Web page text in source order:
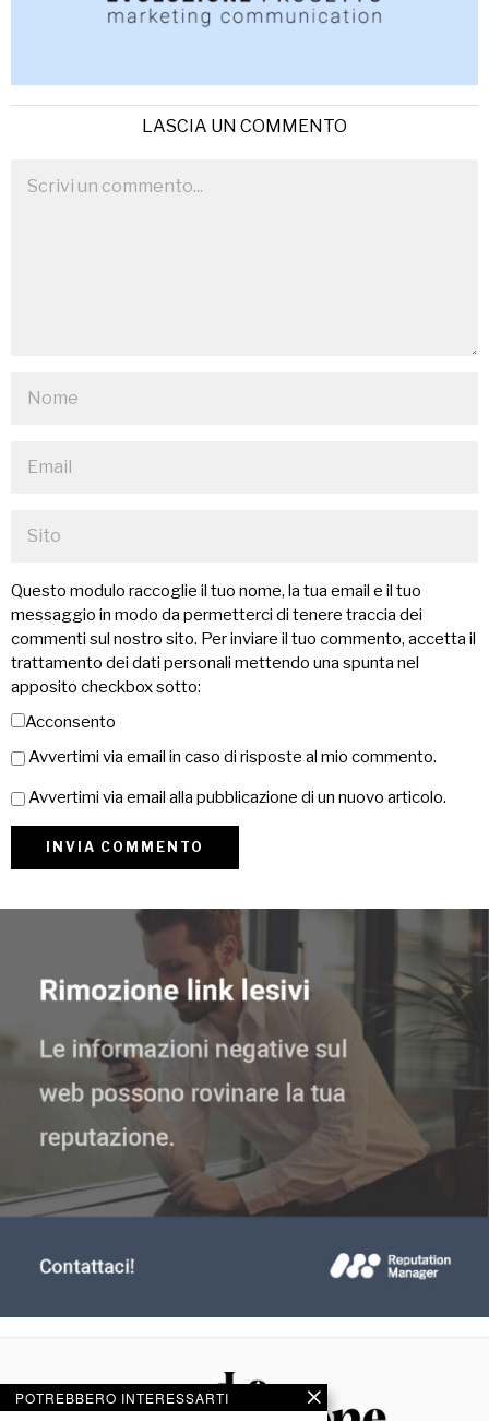
LASCIA UN COMMENTO
Questo modulo raccoglie il tuo nome, la tua email e il tuo
messaggio in modo da permetterci di tenere traccia dei
commenti sul nostro sito. Per inviare il tuo commento, accetta il
trattamento dei dati personali mettendo una spunta nel
apposito checkbox sotto:
Acconsento
Avvertimi via email in caso di risposte al mio commento.
Avvertimi via email alla pubblicazione di un nuovo articolo.
POTREBBERO INTERESSARTI